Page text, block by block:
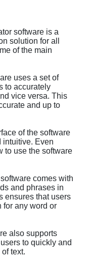
software is a
solution for all
of the main
uses a set of
to accurately
vice versa. This
and up to
of the software
intuitive. Even
to use the software
comes with
and phrases in
ensures that users
for any word or
also supports
to quickly and
text.